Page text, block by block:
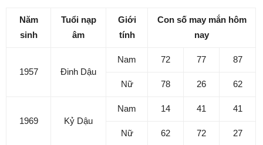
Năm
sinh
Tuổi nạp
âm
Giới
tính
Con số may mắn hôm
nay
1957 Đinh Dậu
Nam 72 77 87
Nữ 78 26 62
1969 Kỷ Dậu
Nam 14 41 41
Nữ 62 72 27